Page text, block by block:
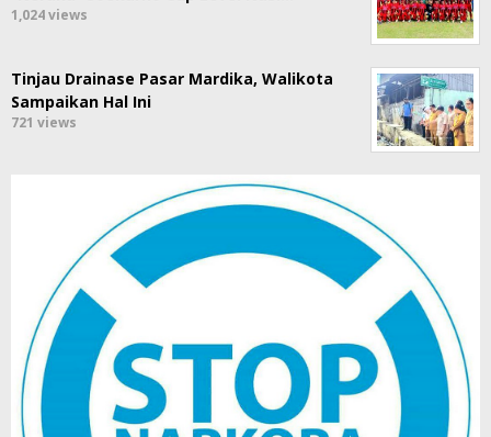
1,024 views
Tinjau Drainase Pasar Mardika, Walikota
Sampaikan Hal Ini
721 views